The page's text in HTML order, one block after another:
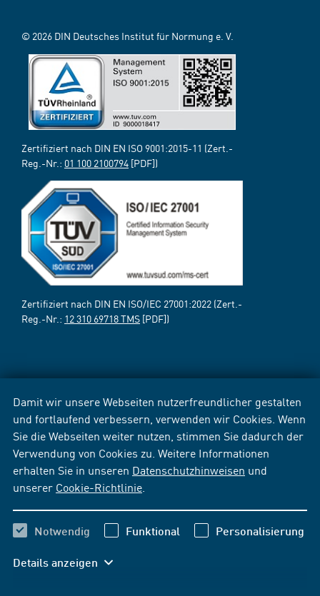
Damit wir unsere Webseiten nutzerfreundlicher gestalten
und fortlaufend verbessern, verwenden wir Cookies. Wenn
Sie die Webseiten weiter nutzen, stimmen Sie dadurch der
Verwendung von Cookies zu. Weitere Informationen
erhalten Sie in unseren Datenschutzhinweisen und
unserer Cookie-Richtlinie
Notwendig Funktional Personalisierung
Details anzeigen
© 2026 DIN Deutsches Institut für Normung e. V.
Zertifiziert nach DIN EN ISO 9001:2015-11 (Zert.-
Reg.-Nr.: 01 100 2100794 [PDF])
Zertifiziert nach DIN EN ISO/IEC 27001:2022 (Zert.-
Reg.-Nr.: 12 310 69718 TMS [PDF])